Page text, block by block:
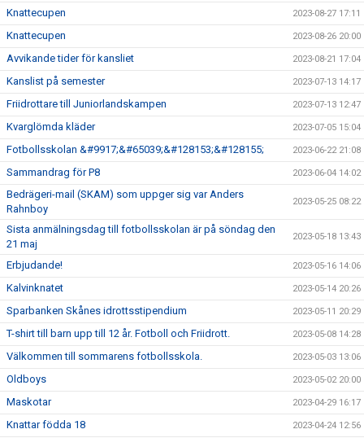
Knattecupen 2023-08-27 17:11
Knattecupen 2023-08-26 20:00
Avvikande tider för kansliet 2023-08-21 17:04
Kanslist på semester 2023-07-13 14:17
Friidrottare till Juniorlandskampen 2023-07-13 12:47
Kvarglömda kläder 2023-07-05 15:04
Fotbollsskolan &#9917;&#65039;&#128153;&#128155; 2023-06-22 21:08
Sammandrag för P8 2023-06-04 14:02
Bedrägeri-mail (SKAM) som uppger sig var Anders
Rahnboy
2023-05-25 08:22
Sista anmälningsdag till fotbollsskolan är på söndag den
21 maj
2023-05-18 13:43
Erbjudande! 2023-05-16 14:06
Kalvinknatet 2023-05-14 20:26
Sparbanken Skånes idrottsstipendium 2023-05-11 20:29
T-shirt till barn upp till 12 år. Fotboll och Friidrott. 2023-05-08 14:28
Välkommen till sommarens fotbollsskola. 2023-05-03 13:06
Oldboys 2023-05-02 20:00
Maskotar 2023-04-29 16:17
Knattar födda 18 2023-04-24 12:56